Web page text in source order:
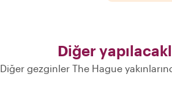
Diğer
Diğer gezginler The Hague